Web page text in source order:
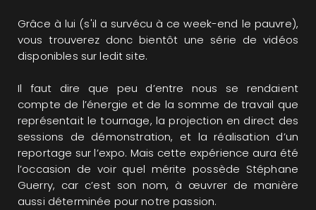
Grâce à lui (s'il a survécu à ce week-end le pauvre),
vous trouverez donc bientôt une série de vidéos
disponibles sur ledit site.
Il faut dire que peu d’entre nous se rendaient
compte de l’énergie et de la somme de travail que
représentait le tournage, la projection en direct des
sessions de démonstration, et la réalisation d’un
reportage sur l’expo. Mais cette expérience aura été
l’occasion de voir quel mérite possède Stéphane
Guerry, car c’est son nom, à œuvrer de manière
aussi déterminée pour notre passion.